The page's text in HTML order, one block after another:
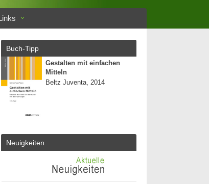
Buch-Tipp
Gestalten mit einfachen
Mitteln
Beltz Juventa, 2014
Neuigkeiten